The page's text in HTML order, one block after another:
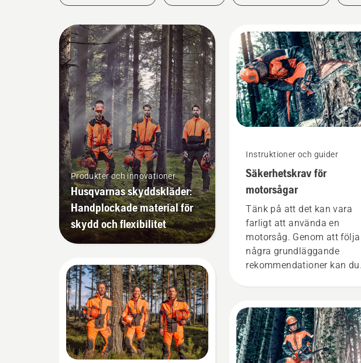
Produkter och innovationer
Husqvarnas skyddskläder:
Handplockade material för
skydd och flexibilitet
Instruktioner och guider
Säkerhetskrav för
motorsågar
Tänk på att det kan vara
farligt att använda en
motorsåg. Genom att följa
några grundläggande
rekommendationer kan du
själva jobbet.